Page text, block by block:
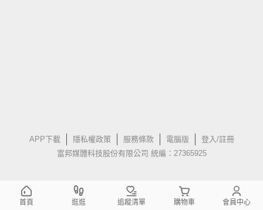
APP下載 隱私權政策 服務條款 電腦版
登入/註冊
富邦媒體科技股份有限公司 統編：27365925
首頁 逛逛 追蹤清單 購物車 會員中心